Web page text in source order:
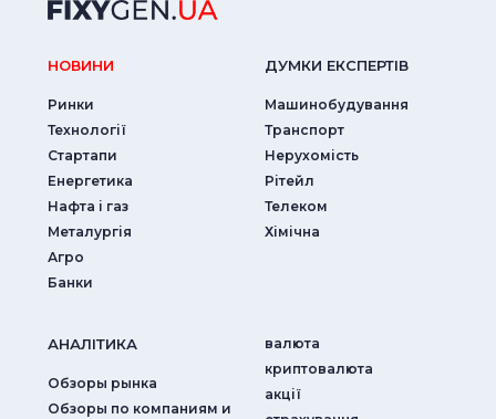
НОВИНИ
Ринки
Технології
Стартапи
Енергетика
Нафта і газ
Металургія
Агро
Банки
ДУМКИ ЕКСПЕРТIВ
Машинобудування
Транспорт
Нерухомість
Рітейл
Телеком
Хімічна
АНАЛIТИКА
Обзоры рынка
Обзоры по компаниям и
валюта
криптовалюта
акції